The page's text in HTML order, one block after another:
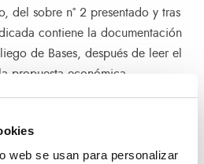
web se usan para personalizar
del sobre nº 2 presentado y tras
contiene la documentación
de Bases, después de leer el
propuesta económica
Tasas) de la citada mercantil.
procedido a dar trasladado de
a la comisión técnica